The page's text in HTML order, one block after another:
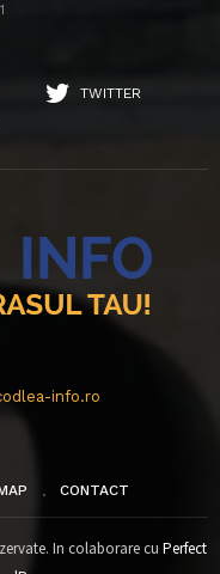
TWITTER
info.ro
CONTACT
In colaborare cu Perfect